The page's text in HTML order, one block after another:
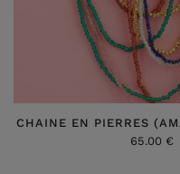
CHAINE EN PIERRES
65.00 €